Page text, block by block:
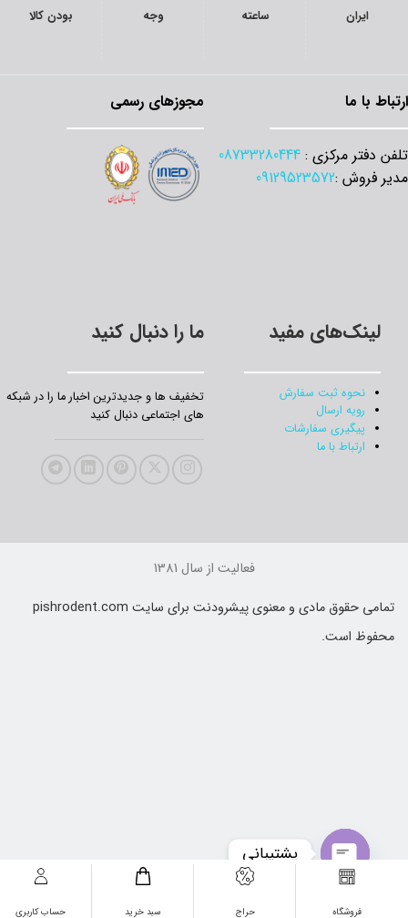
ایران
ساعته
بودن کالا
با ما
دفتر مرکزی :08733280444
فروش :09129523572
مجوزهای رسمی
لینک‌های مفید
نحوه ثبت سفارش
رویه ارسال
پیگیری سفارشات
ارتباط با ما
ما را دنبال کنید
تخفیف‌ ها و جدیدترین‌ اخبار ما را در شبکه
های اجتماعی دنبال کنید
فعالیت از سال 1381
تمامی حقوق مادی و معنوی پیشرودنت برای سایت pishrodent.com
است.
فروشگاه سبد خرید حساب کاربری
پشتیبانی